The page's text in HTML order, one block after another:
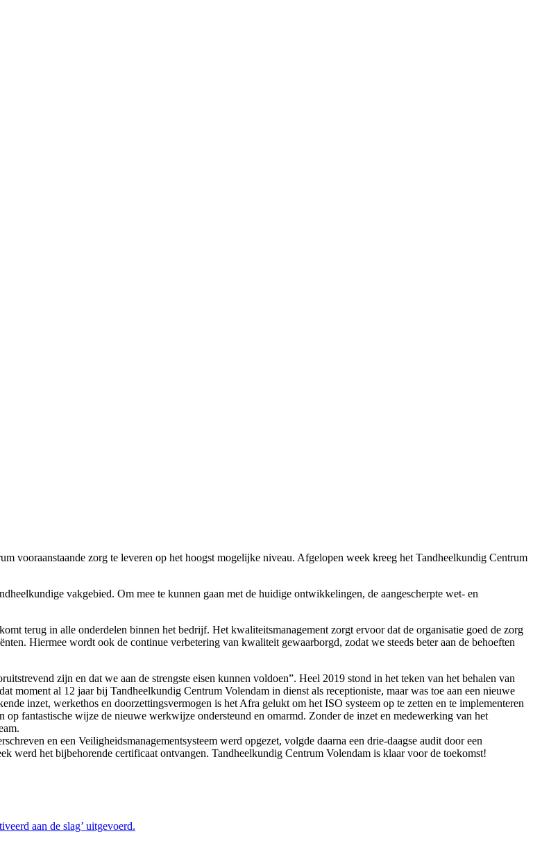
vooraanstaande zorg te leveren op het hoogst mogelijke niveau. Afgelopen week kreeg het Tandheelkundig Centrum
vakgebied. Om mee te kunnen gaan met de huidige ontwikkelingen, de aangescherpte wet- en
terug in alle onderdelen binnen het bedrijf. Het kwaliteitsmanagement zorgt ervoor dat de organisatie goed de zorg
Hiermee wordt ook de continue verbetering van kwaliteit gewaarborgd, zodat we steeds beter aan de behoeften
zijn en dat we aan de strengste eisen kunnen voldoen”. Heel 2019 stond in het teken van het behalen van
al 12 jaar bij Tandheelkundig Centrum Volendam in dienst als receptioniste, maar was toe aan een nieuwe
inzet, werkethos en doorzettingsvermogen is het Afra gelukt om het ISO systeem op te zetten en te implementeren
fantastische wijze de nieuwe werkwijze ondersteund en omarmd. Zonder de inzet en medewerking van het
en een Veiligheidsmanagementsysteem werd opgezet, volgde daarna een drie-daagse audit door een
werd het bijbehorende certificaat ontvangen. Tandheelkundig Centrum Volendam is klaar voor de toekomst!
aan de slag’ uitgevoerd.